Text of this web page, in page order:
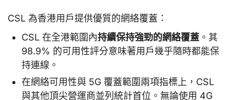
CSL 為香港用戶提供優質的網絡覆蓋：
CSL 在全港範圍內持續保持強勁的網絡覆蓋 。其
98.9% 的可用性評分意味著用戶幾乎隨時都能保
持連線。
在網絡可用性與 5G 覆蓋範圍兩項指標上，CSL
與其他頂尖營運商並列統計首位。無論使用 4G